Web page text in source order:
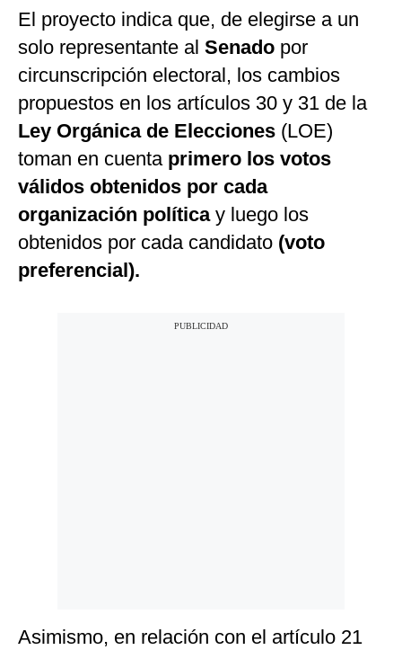
El proyecto indica que, de elegirse a un
solo representante al Senado por
circunscripción electoral, los cambios
propuestos en los artículos 30 y 31 de la
Ley Orgánica de Elecciones (LOE)
toman en cuenta primero los votos
válidos obtenidos por cada
organización políticay luego los
obtenidos por cada candidato (voto
preferencial).
Asimismo, en relación con el artículo 21